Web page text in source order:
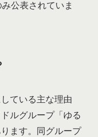
公表されていま
ている主な理由
ルグループ「ゆる
ます。同グループ